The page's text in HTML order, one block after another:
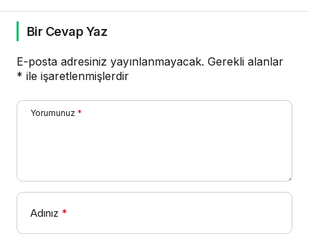
Bir Cevap Yaz
E-posta adresiniz yayınlanmayacak. Gerekli alanlar
* ile işaretlenmişlerdir
Yorumunuz *
Adınız *